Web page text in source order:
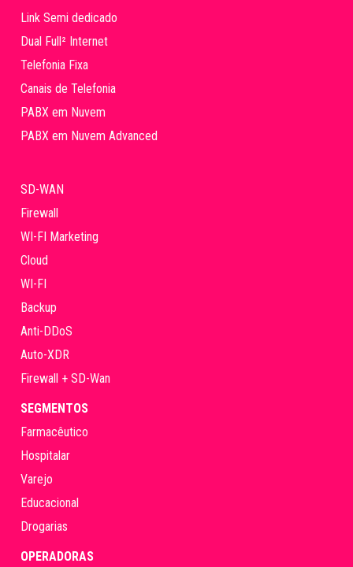
Link Semi dedicado
Dual Full² Internet
Telefonia Fixa
Canais de Telefonia
PABX em Nuvem
PABX em Nuvem Advanced
SD-WAN
Firewall
WI-FI Marketing
Cloud
WI-FI
Backup
Anti-DDoS
Auto-XDR
Firewall + SD-Wan
SEGMENTOS
Farmacêutico
Hospitalar
Varejo
Educacional
Drogarias
OPERADORAS